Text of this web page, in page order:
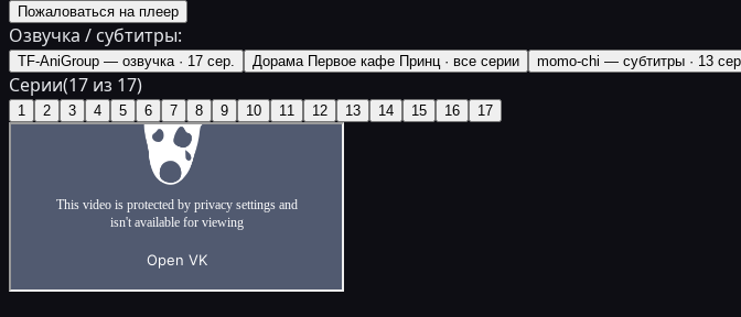
Пожаловаться на плеер
Озвучка / субтитры:
TF-AniGroup — озвучка · 17 сер. Дорама Первое кафе Принц · все серии momo-chi — субтитры · 13 сер.
Серии(17 из 17)
1 2 3 4 5 6 7 8 9 10 11 12 13 14 15 16 17